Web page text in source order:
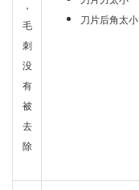
，
毛
刺
没
有
被
去
除
刀片后角太小